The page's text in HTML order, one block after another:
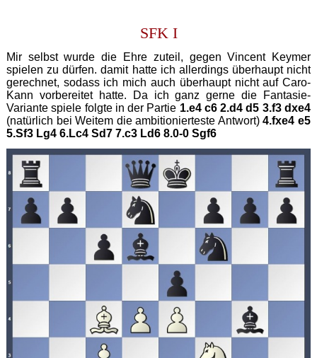
SFK I
Mir selbst wurde die Ehre zuteil, gegen Vincent Keymer
spielen zu dürfen. damit hatte ich allerdings überhaupt nicht
gerechnet, sodass ich mich auch überhaupt nicht auf Caro-
Kann vorbereitet hatte. Da ich ganz gerne die Fantasie-
Variante spiele folgte in der Partie 1.e4 c6 2.d4 d5 3.f3 dxe4
(natürlich bei Weitem die ambitionierteste Antwort)4.fxe4 e5
5.Sf3 Lg4 6.Lc4 Sd7 7.c3 Ld6 8.0-0 Sgf6